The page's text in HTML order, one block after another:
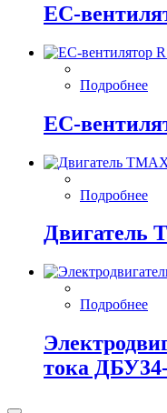
EC-
Подробнее
EC-
Подробнее
Двигатель
Подробнее
тока